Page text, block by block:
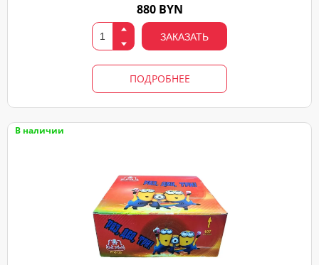
880 BYN
ЗАКАЗАТЬ
ПОДРОБНЕЕ
В наличии